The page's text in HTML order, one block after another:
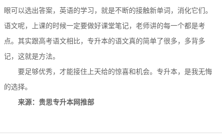
眼可以选出答案，英语的学习，就是不断的接触新单词，消化它们。
语文呢，上课的时候一定要做好课堂笔记，老师讲的每一个都是考
点。其实跟高考语文相比，专升本的语文真的简单了很多，多背多
记，这就是方法。
要足够优秀，才能接住上天给的惊喜和机会。专升本，是我无悔
的选择。
来源：贵思专升本网推部